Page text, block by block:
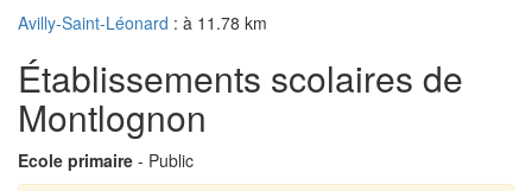
Avilly-Saint-Léonard : à 11.78 km
Établissements scolaires de
Montlognon
Ecole primaire - Public